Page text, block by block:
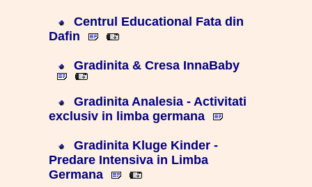
Centrul Educational Fata din
Dafin
Gradinita & Cresa InnaBaby
Gradinita Analesia - Activitati
exclusiv in limba germana
Gradinita Kluge Kinder -
Predare Intensiva in Limba
Germana